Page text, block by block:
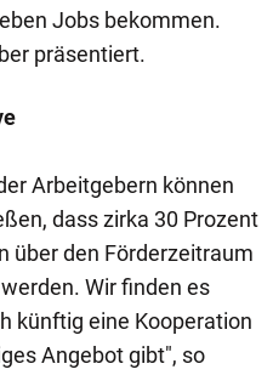
Jobs bekommen.
präsentiert.
Arbeitgebern können
dass zirka 30 Prozent
über den Förderzeitraum
Wir finden es
künftig eine Kooperation
Angebot gibt", so